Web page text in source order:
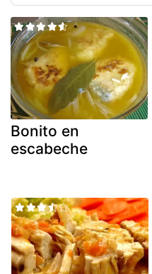
Bonito en
escabeche